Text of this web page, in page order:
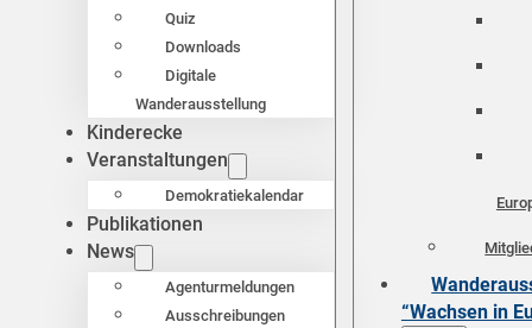
Quiz
Downloads
Digitale
Wanderausstellung
Kinderecke
Veranstaltungen
Demokratiekalendar
Publikationen
News
Agenturmeldungen
Ausschreibungen
“Wachsen in